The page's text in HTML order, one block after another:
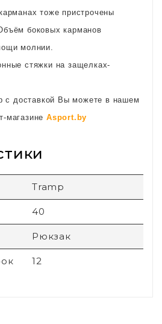
тоже пристрочены
боковых карманов
молнии.
стяжки на защелках-
с доставкой Вы можете в нашем
магазинеAsport.by
Tramp
40
Рюкзак
12